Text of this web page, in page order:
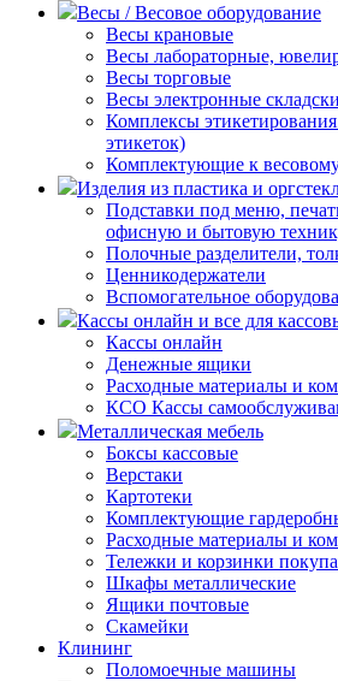
Весы / Весовое оборудование
Весы крановые
Весы лабораторные,
Весы торговые
Весы электронные
Комплексы
этикеток)
Комплектующие к
Изделия из пластика и
Подставки под меню,
офисную и бытовую
Полочные разделители,
Ценникодержатели
Вспомогательное
Кассы онлайн и все для
Кассы онлайн
Денежные ящики
Расходные материалы и
КСО Кассы
Металлическая мебель
Боксы кассовые
Верстаки
Картотеки
Комплектующие
Расходные материалы и
Тележки и корзинки
Шкафы металлические
Ящики почтовые
Скамейки
Клининг
Поломоечные машины